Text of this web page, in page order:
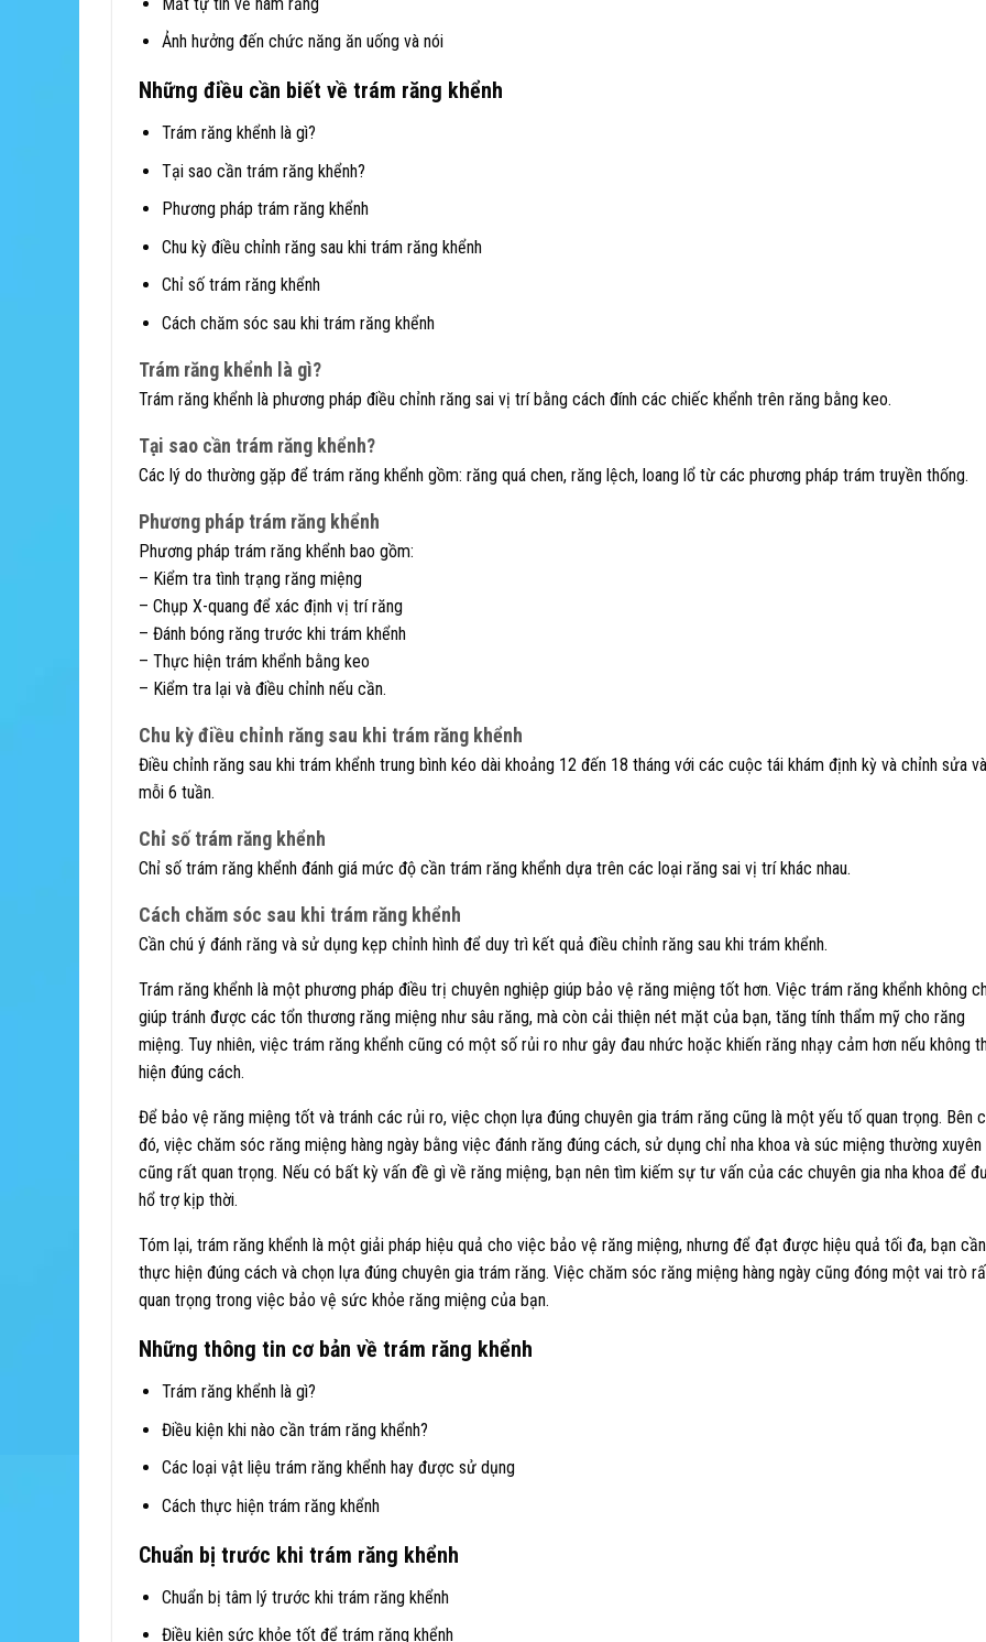
Ảnh hưởng đến chức năng ăn uống và nói
Những điều cần biết về trám răng khểnh
Trám răng khểnh là gì?
Tại sao cần trám răng khểnh?
Phương pháp trám răng khểnh
Chu kỳ điều chỉnh răng sau khi trám răng khểnh
Chỉ số trám răng khểnh
Cách chăm sóc sau khi trám răng khểnh
Trám răng khểnh là gì?
Trám răng khểnh là phương pháp điều chỉnh răng sai vị trí bằng cách đính các chiếc khểnh trên răng bằng keo.
Tại sao cần trám răng khểnh?
Các lý do thường gặp để trám răng khểnh gồm: răng quá chen, răng lệch, loang lổ từ các phương pháp trám truyền thống.
Phương pháp trám răng khểnh
Phương pháp trám răng khểnh bao gồm:
– Kiểm tra tình trạng răng miệng
– Chụp X-quang để xác định vị trí răng
– Đánh bóng răng trước khi trám khểnh
– Thực hiện trám khểnh bằng keo
– Kiểm tra lại và điều chỉnh nếu cần.
Chu kỳ điều chỉnh răng sau khi trám răng khểnh
Điều chỉnh răng sau khi trám khểnh trung bình kéo dài khoảng 12 đến 18 tháng với các cuộc tái khám định kỳ và chỉnh sửa
mỗi 6 tuần.
Chỉ số trám răng khểnh
Chỉ số trám răng khểnh đánh giá mức độ cần trám răng khểnh dựa trên các loại răng sai vị trí khác nhau.
Cách chăm sóc sau khi trám răng khểnh
Cần chú ý đánh răng và sử dụng kẹp chỉnh hình để duy trì kết quả điều chỉnh răng sau khi trám khểnh.
Trám răng khểnh là một phương pháp điều trị chuyên nghiệp giúp bảo vệ răng miệng tốt hơn. Việc trám răng khểnh không
giúp tránh được các tổn thương răng miệng như sâu răng, mà còn cải thiện nét mặt của bạn, tăng tính thẩm mỹ cho răng
miệng. Tuy nhiên, việc trám răng khểnh cũng có một số rủi ro như gây đau nhức hoặc khiến răng nhạy cảm hơn nếu không
hiện đúng cách.
Để bảo vệ răng miệng tốt và tránh các rủi ro, việc chọn lựa đúng chuyên gia trám răng cũng là một yếu tố quan trọng. Bên
đó, việc chăm sóc răng miệng hàng ngày bằng việc đánh răng đúng cách, sử dụng chỉ nha khoa và súc miệng thường xuyên
cũng rất quan trọng. Nếu có bất kỳ vấn đề gì về răng miệng, bạn nên tìm kiếm sự tư vấn của các chuyên gia nha khoa để
hổ trợ kịp thời.
Tóm lại, trám răng khểnh là một giải pháp hiệu quả cho việc bảo vệ răng miệng, nhưng để đạt được hiệu quả tối đa, bạn cần
thực hiện đúng cách và chọn lựa đúng chuyên gia trám răng. Việc chăm sóc răng miệng hàng ngày cũng đóng một vai trò
quan trọng trong việc bảo vệ sức khỏe răng miệng của bạn.
Những thông tin cơ bản về trám răng khểnh
Trám răng khểnh là gì?
Điều kiện khi nào cần trám răng khểnh?
Các loại vật liệu trám răng khểnh hay được sử dụng
Cách thực hiện trám răng khểnh
Chuẩn bị trước khi trám răng khểnh
Chuẩn bị tâm lý trước khi trám răng khểnh
Điều kiện sức khỏe tốt để trám răng khểnh